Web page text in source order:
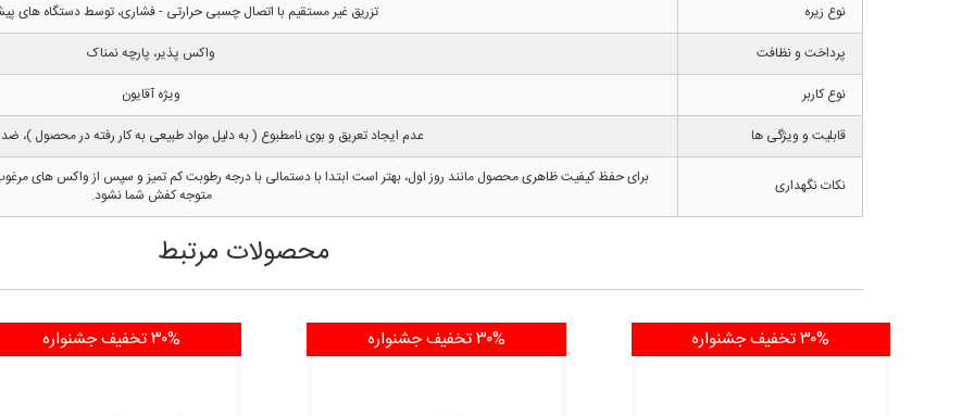
نوع زیره
تزریق غیر مستقیم با اتصال چسبی حرارتی - فشاری، توسط دستگاه های
پرداخت و نظافت
واکس پذیر، پارچه نمناک
نوع کاربر
ویژه آقایون
قابلیت و ویژگی ها
عدم ایجاد تعریق و بوی نامطبوع ( به دلیل مواد طبیعی به کار رفته در محصول
نکات نگهداری
برای حفظ کیفیت ظاهری محصول مانند روز اول، بهتر است ابتدا با دستمالی با درجه رطوبت کم تمیز و سپس از واکس های
متوجه کفش شما نشود.
محصولات مرتبط
۳۰% تخفیف جشنواره ۳۰% تخفیف جشنواره ۳۰% تخفیف جشنواره